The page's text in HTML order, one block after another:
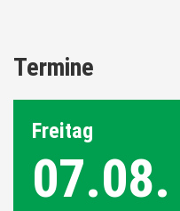
Termine
Freitag
07.08.